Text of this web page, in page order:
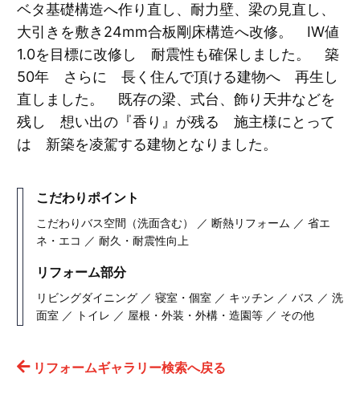
ベタ基礎構造へ作り直し、耐力壁、梁の見直し、
大引きを敷き24mm合板剛床構造へ改修。 IW値
1.0を目標に改修し 耐震性も確保しました。 築
50年 さらに 長く住んで頂ける建物へ 再生し
直しました。 既存の梁、式台、飾り天井などを
残し 想い出の『香り』が残る 施主様にとって
は 新築を凌駕する建物となりました。
こだわりポイント
こだわりバス空間（洗面含む） ／ 断熱リフォーム ／ 省エ
ネ・エコ ／ 耐久・耐震性向上
リフォーム部分
リビングダイニング ／ 寝室・個室 ／ キッチン ／ バス ／ 洗
面室 ／ トイレ ／ 屋根・外装・外構・造園等 ／ その他
リフォームギャラリー検索へ戻る